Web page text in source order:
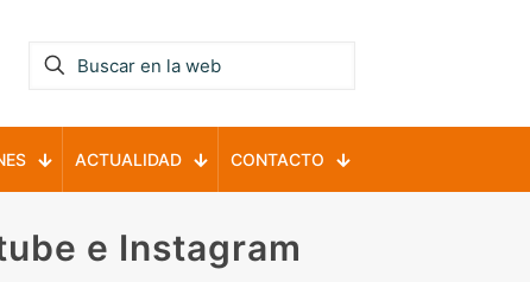
ACTUALIDAD CONTACTO
e Instagram